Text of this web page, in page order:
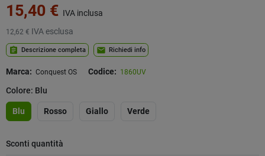
15,40 € IVA inclusa
12,62 € IVA esclusa
assignment Descrizione completa mail Richiedi info
Marca: Conquest OS Codice: 1860UV
Colore: Blu
Blu Rosso Giallo Verde
Sconti quantità